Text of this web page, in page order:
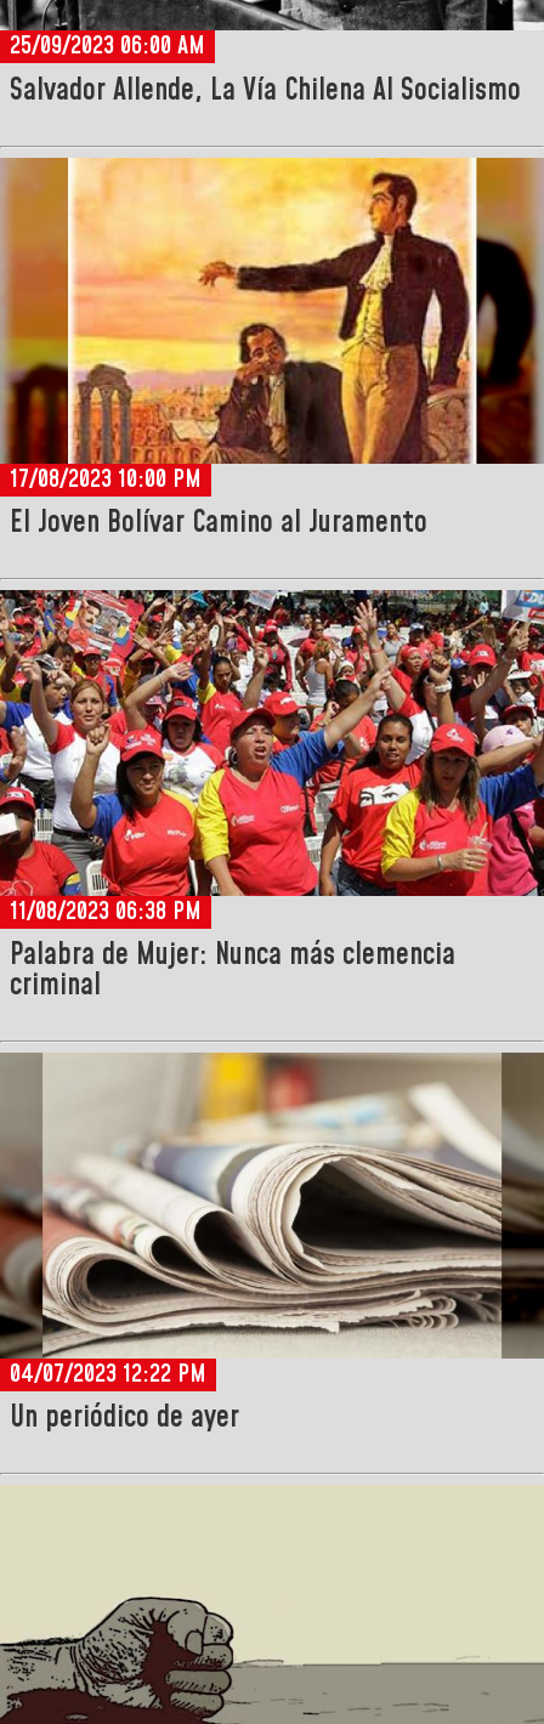
25/09/2023 06:00 AM
Salvador Allende, La Vía Chilena Al Socialismo
17/08/2023 10:00 PM
El Joven Bolívar Camino al Juramento
11/08/2023 06:38 PM
Palabra de Mujer: Nunca más clemencia
criminal
04/07/2023 12:22 PM
Un periódico de ayer